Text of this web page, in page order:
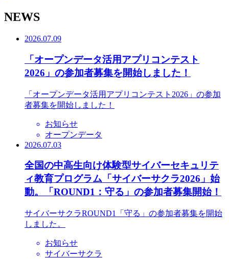
NEWS
2026.07.09
「オープンデータ活用アプリコンテスト
2026」の参加者募集を開始しました！
「オープンデータ活用アプリコンテスト2026」の参加
者募集を開始しました！
お知らせ
オープンデータ
2026.07.03
全国の中高生向け体験型サイバーセキュリテ
ィ教育プログラム「サイバーサクラ2026」始
動。「ROUND1：守る」の参加者募集開始！
サイバーサクラROUND1「守る」の参加者募集を開始
しました。
お知らせ
サイバーサクラ